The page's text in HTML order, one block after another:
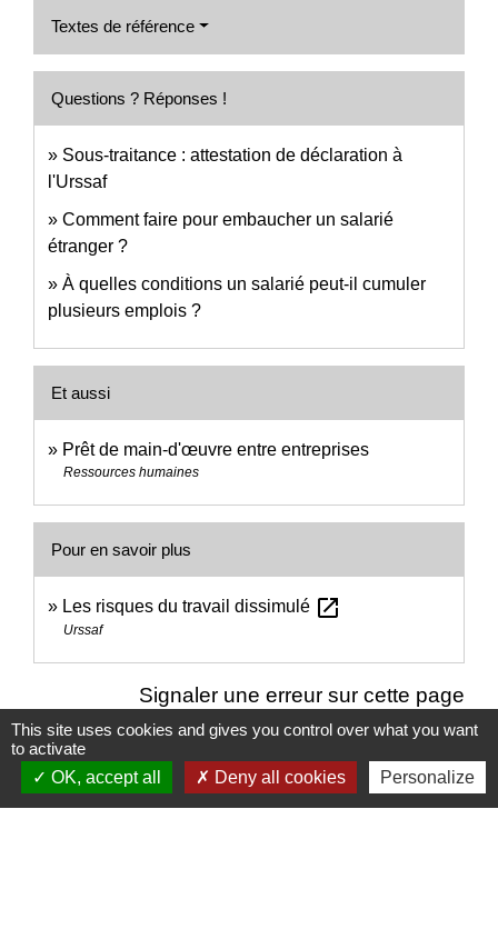
Textes de référence
Questions ? Réponses !
Sous-traitance : attestation de déclaration à
l'Urssaf
Comment faire pour embaucher un salarié
étranger ?
À quelles conditions un salarié peut-il cumuler
plusieurs emplois ?
Et aussi
Prêt de main-d'œuvre entre entreprises
Ressources humaines
Pour en savoir plus
Les risques du travail dissimulé open_in_new
Urssaf
Signaler une erreur sur cette page
This site uses cookies and gives you control over what you want
to activate
OK, accept all
Deny all cookies Personalize